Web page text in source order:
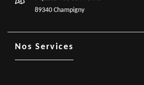
89340 Champigny
Nos Services